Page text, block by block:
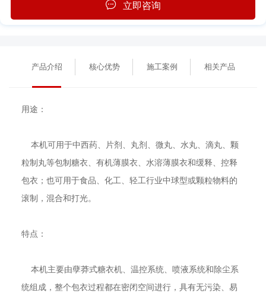
立即咨询
产品介绍 核心优势 施工案例 相关产品
用途：
本机可用于中西药、片剂、丸剂、微丸、水丸、滴丸、颗
粒制丸等包制糖衣、有机薄膜衣、水溶薄膜衣和缓释、控释
包衣；也可用于食品、化工、轻工行业中球型或颗粒物料的
滚制，混合和打光。
特点：
本机主要由孽莽式糖衣机、温控系统、喷液系统和除尘系
统组成，整个包衣过程都在密闭空间进行，具有无污染、易